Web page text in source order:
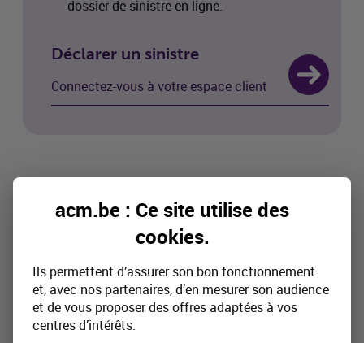
dossier de sinistre en ligne.
Déclarer un sinistre
Connectez-vous à votre espace client
Vous préférez déclarer votre
sinistre autrement ?
Par téléphone
acm.be : Ce site utilise des
cookies.
Ils permettent d’assurer son bon fonctionnement
et, avec nos partenaires, d’en mesurer son audience
et de vous proposer des offres adaptées à vos
centres d’intérêts.